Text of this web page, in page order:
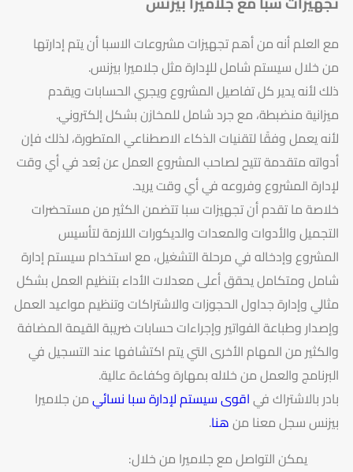
مع العلم أنه من أهم تجهيزات مشروعات الاسبا أن يتم إدارتها
من خلال سيستم شامل للإدارة مثل جلاميرا بيزنس.
ذلك لأنه يدير كل تفاصيل المشروع ويجري الحسابات ويقدم
ميزانية منضبطة، مع جرد شامل للمخازن بشكل إلكتروني.
لأنه يعمل وفقًا لتقنيات الذكاء الاصطناعي المتطورة، لذلك فإن
أدواته متقدمة تتيح لصاحب المشروع العمل عن بُعد في أي وقت
لإدارة المشروع وفروعه في أي وقت يريد.
خلاصة ما تقدم أن تجهيزات سبا تتضمن الكثير من مستحضرات
التجميل والأدوات والمعدات والديكورات اللازمة لتأسيس
المشروع وإدخاله في مرحلة التشغيل، مع استخدام سيستم إدارة
شامل ومتكامل يحقق أعلى معدلات الأداء بتنظيم العمل بشكل
مثالي وإدارة جداول الحجوزات والاشتراكات وتنظيم مواعيد العمل
وإصدار وطباعة الفواتير وإجراءات حسابات ضريبة القيمة المضافة
والكثير من المهام الأخرى التي يتم اكتشافها عند التسجيل في
البرنامج والعمل من خلاله بمهارة وكفاءة عالية.
بادر بالاشتراك فياقوى سيستم لإدارة سبا نسائيمن جلاميرا
بيزنس سجل معنا منهنا.
يمكن التواصل مع جلاميرا من خلال: